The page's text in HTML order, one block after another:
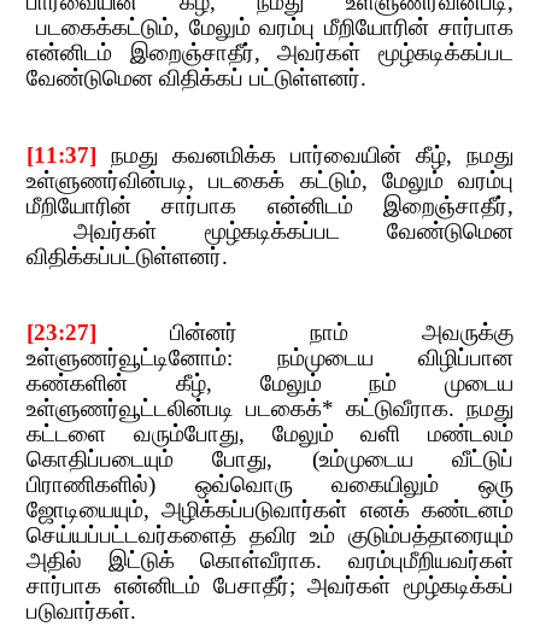
படகைக்கட்டும், மேலும் வரம்பு மீறியோரின் சார்பாக
என்னிடம் இறைஞ்சாதீர்,​​அவர்கள் மூழ்கடிக்கப்பட
வேண்டுமென விதிக்கப் பட்டுள்ளனர்.
[11:37] ​​நமது கவனமிக்க பார்வையின் கீழ்,​​ நமது
உள்ளுணர்வின்படி,​​படகைக் கட்டும்,​​ மேலும் வரம்பு
மீறியோரின் சார்பாக என்னிடம் இறைஞ்சாதீர்,​​
அவர்கள் மூழ்கடிக்கப்பட வேண்டுமென
விதிக்கப்பட்டுள்ளனர்.
[23:27]
பின்னர் நாம் அவருக்கு
உள்ளுணர்வூட்டினோம்: நம்முடைய விழிப்பான
கண்களின் கீழ்,​​ மேலும் நம் முடைய
உள்ளுணர்வூட்டலின்படி படகைக்* கட்டுவீராக. நமது
கட்டளை வரும்போது,​​ மேலும் வளி மண்டலம்
கொதிப்படையும் போது, (உம்முடைய​​ வீட்டுப்
பிராணிகளில்) ஒவ்வொரு வகையிலும் ஒரு
ஜோடியையும்,​​அழிக்கப்படுவார்கள் எனக் கண்டனம்
செய்யப்பட்டவர்களைத் தவிர உம் குடும்பத்தாரையும்
அதில் இட்டுக் கொள்வீராக. வரம்புமீறியவர்கள்
சார்பாக என்னிடம் பேசாதீர்;​​அவர்கள் மூழ்கடிக்கப்
படுவார்கள்.